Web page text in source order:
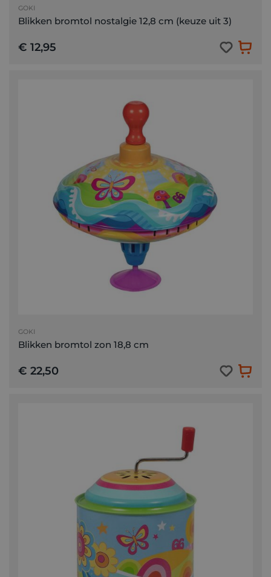
GOKI
Blikken bromtol nostalgie 12,8 cm (keuze uit 3)
€ 12,95
GOKI
Blikken bromtol zon 18,8 cm
€ 22,50